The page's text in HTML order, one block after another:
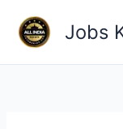
content
Jobs